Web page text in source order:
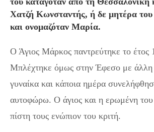
Χατζή Κωνσταντής, ή δε μητέρα
και ονομαζόταν Μαρία.
Ο Άγιος Μάρκος παντρεύτηκε το
Μπλέχτηκε όμως στην Έφεσο με άλλη
γυναίκα και κάποια ημέρα
αυτοφώρω. Ο άγιος και η ερωμένη
πίστη τους ενώπιον του κριτή.